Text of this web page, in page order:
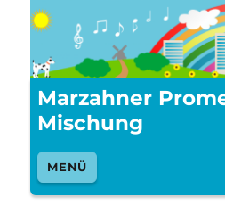
Marzahner
Mischung
MENÜ